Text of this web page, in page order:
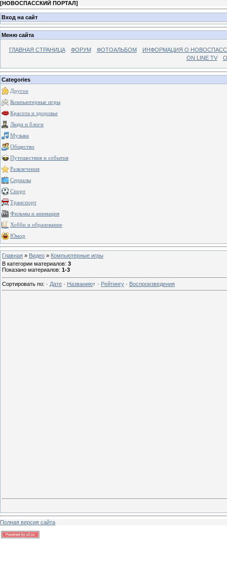
[НОВОСПАССКИЙ ПОРТАЛ]
Вход на сайт
Меню сайта
ГЛАВНАЯ СТРАНИЦА ФОРУМ ФОТОАЛЬБОМ
ИНФОРМАЦИЯ О
ON LINE TV
Categories
Другое
Компьютерные игры
Красота и здоровье
Люди и блоги
Музыка
Общество
Путешествия и события
Развлечения
Сериалы
Спорт
Транспорт
Фильмы и анимация
Хобби и образование
Юмор
Главная » Видео » Компьютерные игры
В категории материалов: 3
Показано материалов: 1-3
Сортировать по: · Дате · Названию↑ · Рейтингу · Воспроизведения
Полная версия сайта